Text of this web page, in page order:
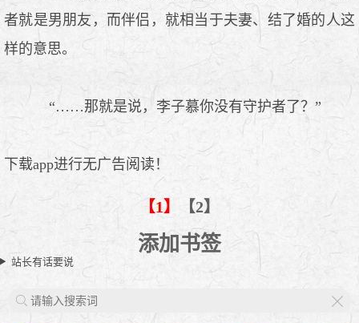
者就是男朋友，而伴侣，就相当于夫妻、结了婚的人这
样的意思。
“……那就是说，李子慕你没有守护者了？”
下载app进行无广告阅读！
【1】 【2】
添加书签
站长有话要说